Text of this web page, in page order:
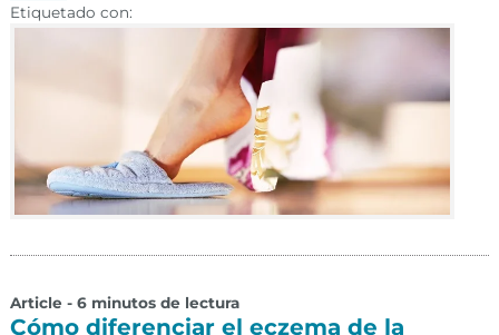
Etiquetado con:
Article - 6 minutos de lectura
Cómo diferenciar el eczema de la